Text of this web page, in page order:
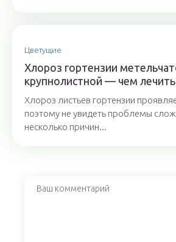
Цветущие
Хлороз гортензии
крупнолистной — чем лечить
Хлороз листьев гортензии
поэтому не увидеть проблемы
несколько причин...